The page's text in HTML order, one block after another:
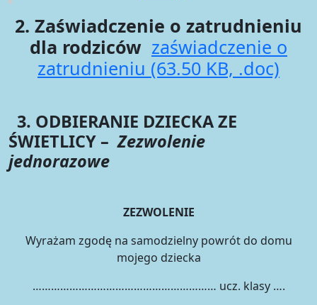
2. Zaświadczenie o zatrudnieniu
dla rodziców zaświadczenie o
zatrudnieniu (63.50 KB, .doc)
3. ODBIERANIE DZIECKA ZE
ŚWIETLICY –Zezwolenie
jednorazowe
ZEZWOLENIE
Wyrażam zgodę na samodzielny powrót do domu
mojego dziecka
…………………………………………………… ucz. klasy ….